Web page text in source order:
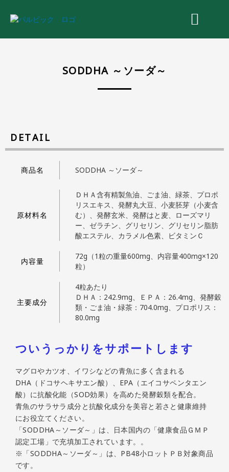
SODDHA ～ソーダ～
DETAIL
商品名 SODDHA ～ソーダ～
原材料名
ＤＨＡ含有精製魚油、ごま油、緑茶、プロポ
リスエキス、発酵丸大豆、小麦胚芽（小麦含
む）、発酵玄米、発酵はと麦、ローズマリ
ー、ゼラチン、グリセリン、グリセリン脂肪
酸エステル、カラメル色素、ビタミンＣ
内容量
72g（1粒の重量600mg、内容量400mg×120
粒）
主要成分
4粒あたり
ＤＨＡ：242.9mg、ＥＰＡ：26.4mg、発酵穀
類・ごま油・緑茶：704.0mg、プロポリス：
80.0mg
ついうっかりをサポートします
マグロやカツオ、イワシなどの青魚に多く含まれる
DHA（ドコサヘキサエン酸）、EPA（エイコサペンタエン
酸）に抗酸化能（SOD効果）を高めた発酵穀類を配合。
青魚のサラサラ成分と抗酸化成分を美容と若さと健康維持
にお役立てください。
「SODDHA～ソーダ～」は、日本国内の「健康食品ＧＭＰ
認定工場」で充填加工されています。。
※「SODDHA～ソーダ～」は、PB48小ロットＰＢ対象商品
です。